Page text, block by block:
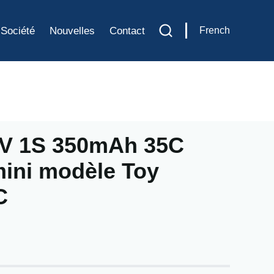
Société Nouvelles Contact French
1S 350mAh 35C
modèle Toy